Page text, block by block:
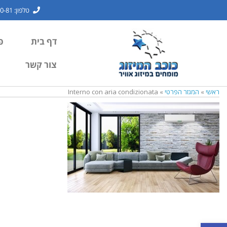
טלפון: 1700-7000-81
דף בית
צור קשר
ראשי » המגזר הפרטי »
Interno con aria condizionata